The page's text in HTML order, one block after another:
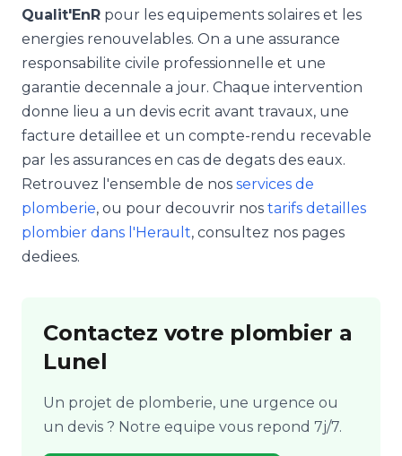
Qualit'EnR pour les equipements solaires et les
energies renouvelables. On a une assurance
responsabilite civile professionnelle et une
garantie decennale a jour. Chaque intervention
donne lieu a un devis ecrit avant travaux, une
facture detaillee et un compte-rendu recevable
par les assurances en cas de degats des eaux.
Retrouvez l'ensemble de nos services de
plomberie, ou pour decouvrir nos tarifs detailles
plombier dans l'Herault, consultez nos pages
dediees.
Contactez votre plombier a
Lunel
Un projet de plomberie, une urgence ou
un devis ? Notre equipe vous repond 7j/7.